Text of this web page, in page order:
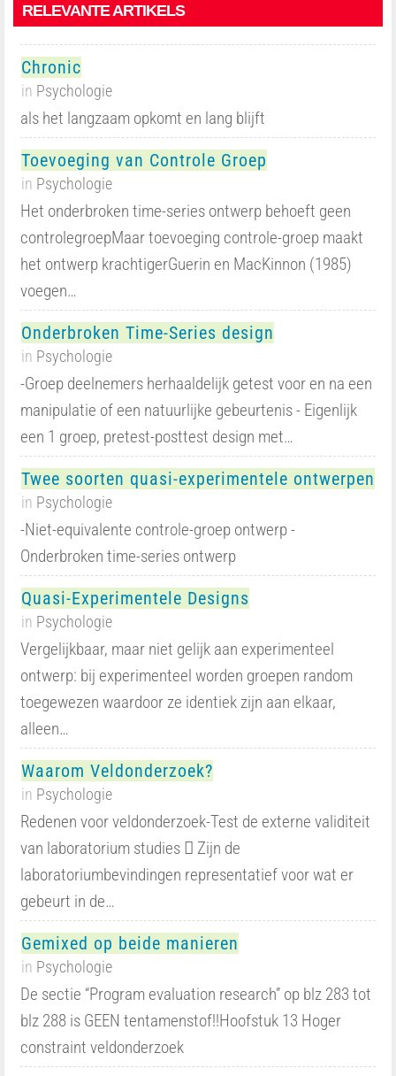
RELEVANTE ARTIKELS
Chronic
in Psychologie
als het langzaam opkomt en lang blijft
Toevoeging van Controle Groep
in Psychologie
Het onderbroken time-series ontwerp behoeft geen
controlegroepMaar toevoeging controle-groep maakt
het ontwerp krachtigerGuerin en MacKinnon (1985)
voegen…
Onderbroken Time-Series design
in Psychologie
-Groep deelnemers herhaaldelijk getest voor en na een
manipulatie of een natuurlijke gebeurtenis - Eigenlijk
een 1 groep, pretest-posttest design met…
Twee soorten quasi-experimentele ontwerpen
in Psychologie
-Niet-equivalente controle-groep ontwerp -
Onderbroken time-series ontwerp
Quasi-Experimentele Designs
in Psychologie
Vergelijkbaar, maar niet gelijk aan experimenteel
ontwerp: bij experimenteel worden groepen random
toegewezen waardoor ze identiek zijn aan elkaar,
alleen…
Waarom Veldonderzoek?
in Psychologie
Redenen voor veldonderzoek-Test de externe validiteit
van laboratorium studies  Zijn de
laboratoriumbevindingen representatief voor wat er
gebeurt in de…
Gemixed op beide manieren
in Psychologie
De sectie “Program evaluation research” op blz 283 tot
blz 288 is GEEN tentamenstof!!Hoofstuk 13 Hoger
constraint veldonderzoek